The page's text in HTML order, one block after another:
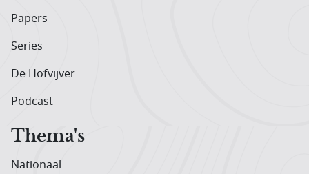
Papers
Series
De Hofvijver
Podcast
Thema's
Nationaal